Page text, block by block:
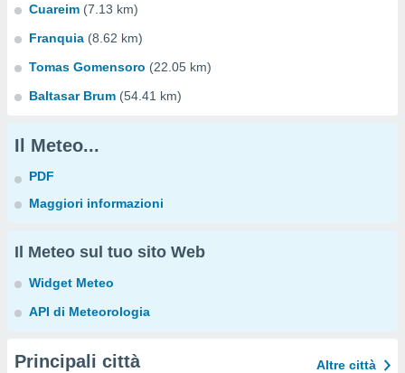
Cuareim (7.13 km)
Franquia (8.62 km)
Tomas Gomensoro (22.05 km)
Baltasar Brum (54.41 km)
Il Meteo...
PDF
Maggiori informazioni
Il Meteo sul tuo sito Web
Widget Meteo
API di Meteorologia
Principali città Altre città